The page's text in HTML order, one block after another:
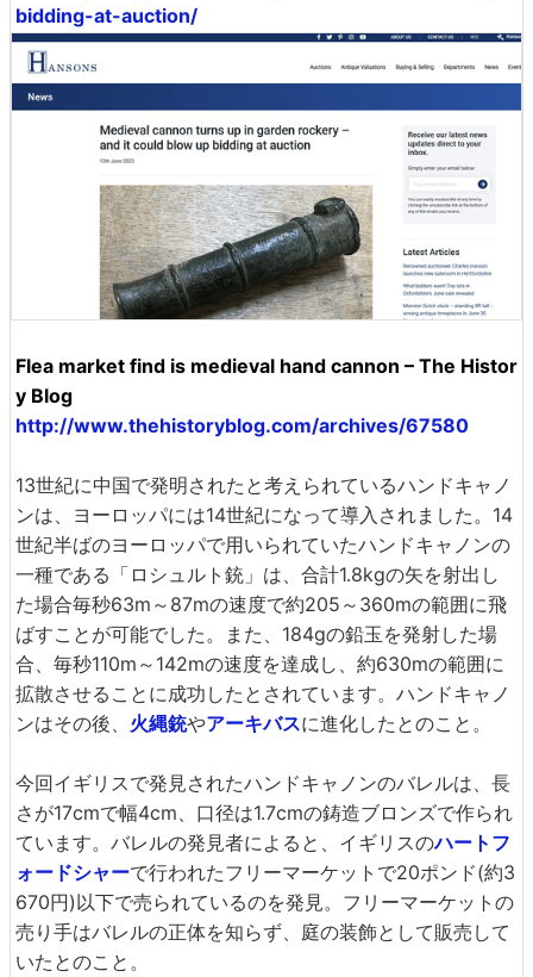
bidding-at-auction/
Flea market find is medieval hand cannon – The Histor
y Blog
http://www.thehistoryblog.com/archives/67580
13世紀に中国で発明されたと考えられているハンドキャノ
ンは、ヨーロッパには14世紀になって導入されました。14
世紀半ばのヨーロッパで用いられていたハンドキャノンの
一種である「ロシュルト銃」は、合計1.8kgの矢を射出し
た場合毎秒63m～87mの速度で約205～360mの範囲に飛
ばすことが可能でした。また、184gの鉛玉を発射した場
合、毎秒110m～142mの速度を達成し、約630mの範囲に
拡散させることに成功したとされています。ハンドキャノ
ンはその後、 火縄銃やアーキバスに進化したとのこと。
今回イギリスで発見されたハンドキャノンのバレルは、長
さが17cmで幅4cm、口径は1.7cmの鋳造ブロンズで作られ
ています。バレルの発見者によると、イギリスのハートフ
ォードシャーで行われたフリーマーケットで20ポンド(約3
670円)以下で売られているのを発見。フリーマーケットの
売り手はバレルの正体を知らず、庭の装飾として販売して
いたとのこと。